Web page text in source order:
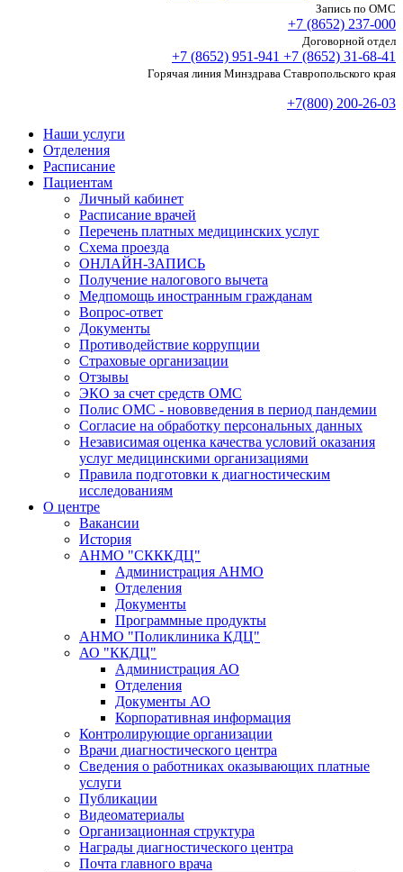
Запись по ОМС
+7 (8652) 237-000
Договорной отдел
+7 (8652) 951-941 +7 (8652) 31-68-41
Горячая линия Минздрава Ставропольского края
+7(800) 200-26-03
Наши услуги
Отделения
Расписание
Пациентам
Личный кабинет
Расписание врачей
Перечень платных медицинских услуг
Схема проезда
ОНЛАЙН-ЗАПИСЬ
Получение налогового вычета
Медпомощь иностранным гражданам
Вопрос-ответ
Документы
Противодействие коррупции
Страховые организации
Отзывы
ЭКО за счет средств ОМС
Полис ОМС - нововведения в период пандемии
Согласие на обработку персональных данных
Независимая оценка качества условий оказания
услуг медицинскими организациями
Правила подготовки к диагностическим
исследованиям
О центре
Вакансии
История
АНМО "СКККДЦ"
Администрация АНМО
Отделения
Документы
Программные продукты
АНМО "Поликлиника КДЦ"
АО "ККДЦ"
Администрация АО
Отделения
Документы АО
Корпоративная информация
Контролирующие организации
Врачи диагностического центра
Сведения о работниках оказывающих платные
услуги
Публикации
Видеоматериалы
Организационная структура
Награды диагностического центра
Почта главного врача